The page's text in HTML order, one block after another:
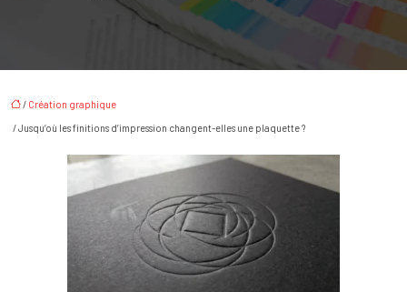
/ Création graphique
/ Jusqu’où les finitions d’impression changent-elles une plaquette ?